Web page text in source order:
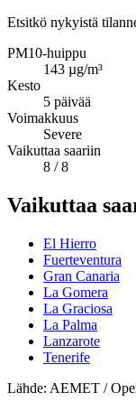
Etsitkö nykyistä
PM10-huippu
143 µg/m³
Kesto
5 päivää
Voimakkuus
Severe
Vaikuttaa saariin
8 / 8
Vaikuttaa
El Hierro
Fuerteventura
Gran Canaria
La Gomera
La Graciosa
La Palma
Lanzarote
Tenerife
Lähde: AEMET /